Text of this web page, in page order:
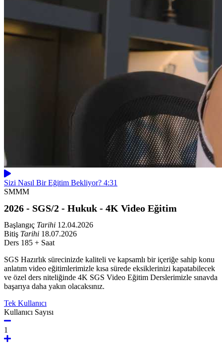
Sizi Nasıl Bir Eğitim Bekliyor? 4:31
SMMM
2026 - SGS/2 - Hukuk - 4K Video Eğitim
Başlangıç Tarihi 12.04.2026
Bitiş Tarihi 18.07.2026
Ders 185 + Saat
SGS Hazırlık sürecinizde kaliteli ve kapsamlı bir içeriğe sahip konu
anlatım video eğitimlerimizle kısa sürede eksiklerinizi kapatabilecek
ve özel ders niteliğinde 4K SGS Video Eğitim Derslerimizle sınavda
başarıya daha yakın olacaksınız.
Tek Kullanıcı
Kullanıcı Sayısı
1